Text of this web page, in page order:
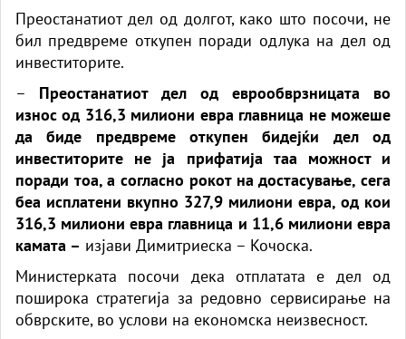
Преостанатиот дел од долгот, како што посочи, не
бил предвреме откупен поради одлука на дел од
инвеститорите.
– Преостанатиот дел од еврообврзницата во
износ од 316,3 милиони евра главница не можеше
да биде предвреме откупен бидејќи дел од
инвеститорите не ја прифатија таа можност и
поради тоа, а согласно рокот на достасување, сега
беа исплатени вкупно 327,9 милиони евра, од кои
316,3 милиони евра главница и 11,6 милиони евра
камата – изјави Димитриеска – Кочоска.
Министерката посочи дека отплатата е дел од
поширока стратегија за редовно сервисирање на
обврските, во услови на економска неизвесност.